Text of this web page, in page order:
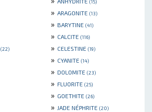
(15)
» ARAGONITE (13)
» BARYTINE (41)
» CALCITE (116)
(22) » CELESTINE (19)
» CYANITE (14)
» DOLOMITE (23)
» FLUORITE (25)
» GOETHITE (26)
» JADE NÉPHRITE (20)